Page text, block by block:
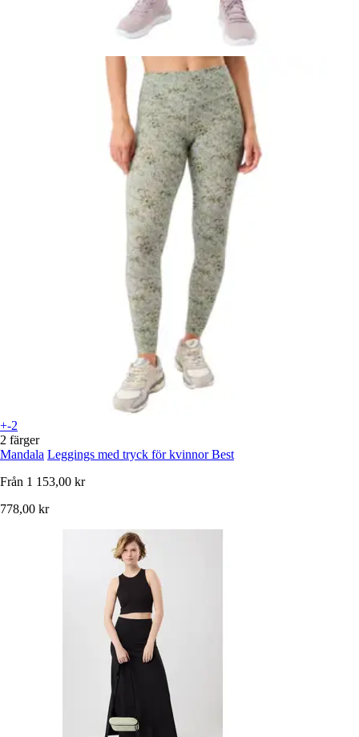
+-2
2 färger
Mandala Leggings med tryck för kvinnor Best
Från 1 153,00 kr
778,00 kr